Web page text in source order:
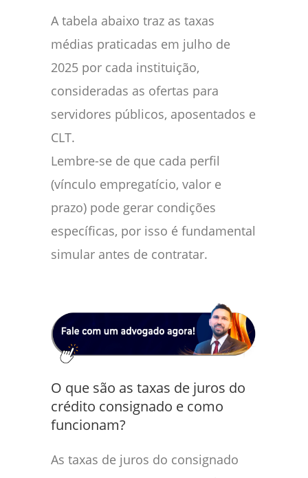
A tabela abaixo traz as taxas
médias praticadas em julho de
2025 por cada instituição,
consideradas as ofertas para
servidores públicos, aposentados e
CLT.
Lembre-se de que cada perfil
(vínculo empregatício, valor e
prazo) pode gerar condições
específicas, por isso é fundamental
simular antes de contratar.
O que são as taxas de juros do
crédito consignado e como
funcionam?
As taxas de juros do consignado